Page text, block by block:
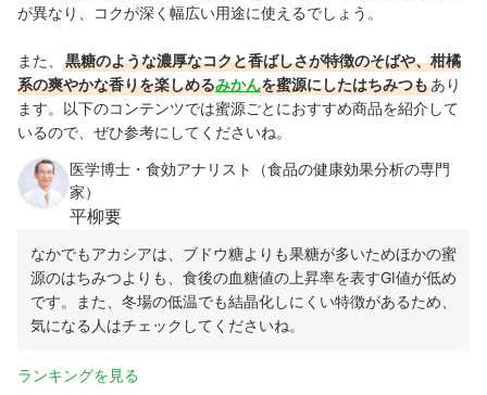
が異なり、コクが深く幅広い用途に使えるでしょう。
また、
黒糖のような濃厚なコクと香ばしさが特徴のそばや、柑橘
系の爽やかな香りを楽しめるみかんを蜜源にしたはちみつもあり
ます。以下のコンテンツでは蜜源ごとにおすすめ商品を紹介して
いるので、ぜひ参考にしてくださいね。
医学博士・食効アナリスト（食品の健康効果分析の専門
家）
平柳要
なかでもアカシアは、ブドウ糖よりも果糖が多いためほかの蜜
源のはちみつよりも、食後の血糖値の上昇率を表すGI値が低め
です。また、冬場の低温でも結晶化しにくい特徴があるため、
気になる人はチェックしてくださいね。
ランキングを見る